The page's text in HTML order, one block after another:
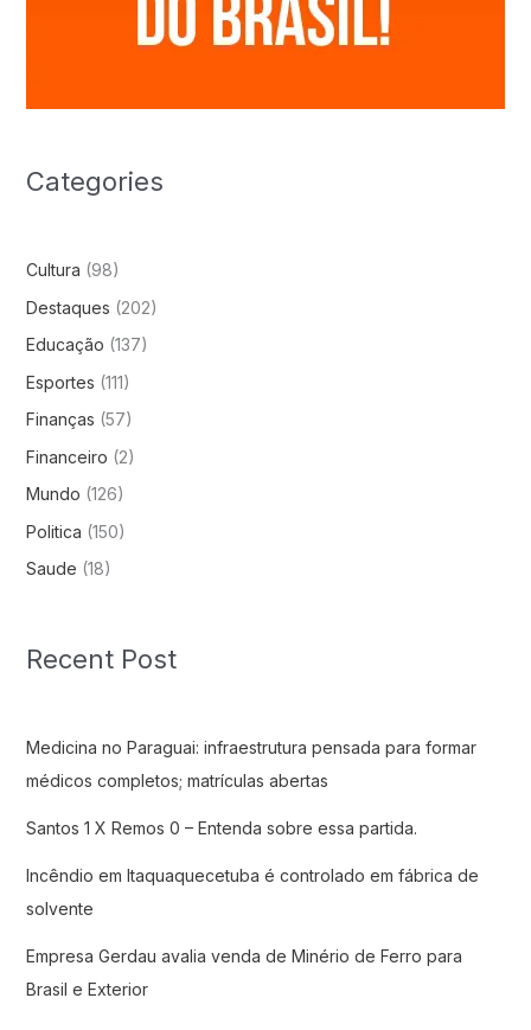
Categories
Cultura (98)
Destaques (202)
Educação (137)
Esportes (111)
Finanças (57)
Financeiro (2)
Mundo (126)
Politica (150)
Saude (18)
Recent Post
Medicina no Paraguai: infraestrutura pensada para formar
médicos completos; matrículas abertas
Santos 1 X Remos 0 – Entenda sobre essa partida.
Incêndio em Itaquaquecetuba é controlado em fábrica de
solvente
Empresa Gerdau avalia venda de Minério de Ferro para
Brasil e Exterior